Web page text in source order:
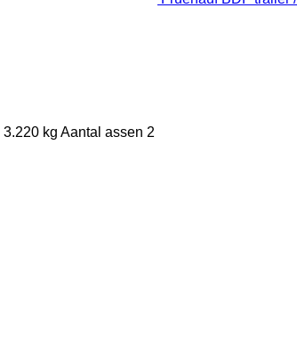
3.220 kg Aantal assen 2